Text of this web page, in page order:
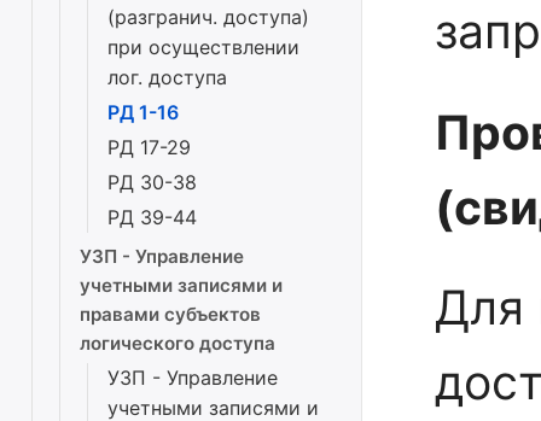
(разгранич. доступа)
при осуществлении
лог. доступа
РД 1-16
РД 17-29
РД 30-38
РД 39-44
УЗП - Управление
учетными записями и
правами субъектов
логического доступа
УЗП - Управление
учетными записями и
Для